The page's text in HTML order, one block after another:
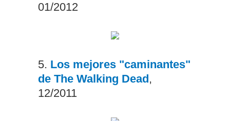
01/2012
5. Los mejores "caminantes"
de The Walking Dead ,
12/2011